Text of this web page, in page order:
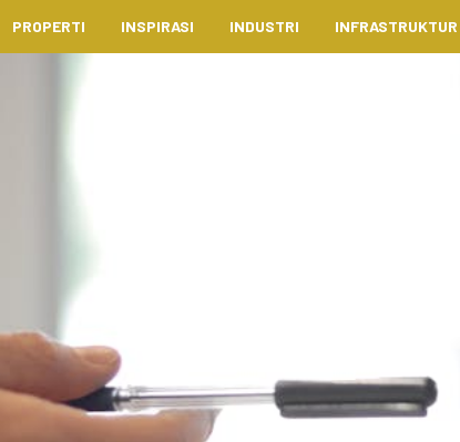
PROPERTI INSPIRASI INDUSTRI INFRASTRUKTUR